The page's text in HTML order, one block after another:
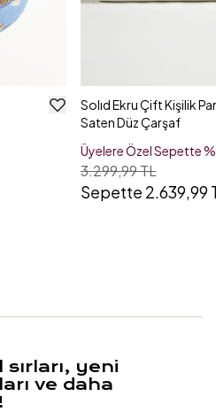
Solıd Ekru Çift Kişilik
Saten Düz Çarşaf
Üyelere Özel Sepette
3.299,99 TL
Sepette 2.639,99
yeni
ve daha